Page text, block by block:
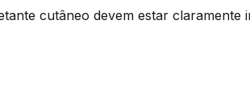
cutâneo devem estar